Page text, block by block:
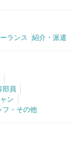
ランス 紹介・派遣
部員
ン
フ・その他